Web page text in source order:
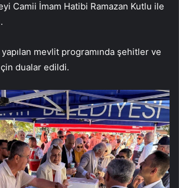
Camii İmam Hatibi Ramazan Kutlu ile
mevlit programında şehitler ve
dualar edildi.